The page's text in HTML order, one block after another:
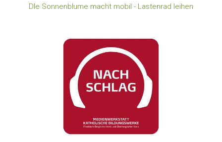
DIe Sonnenblume macht mobil - Lastenrad leihen